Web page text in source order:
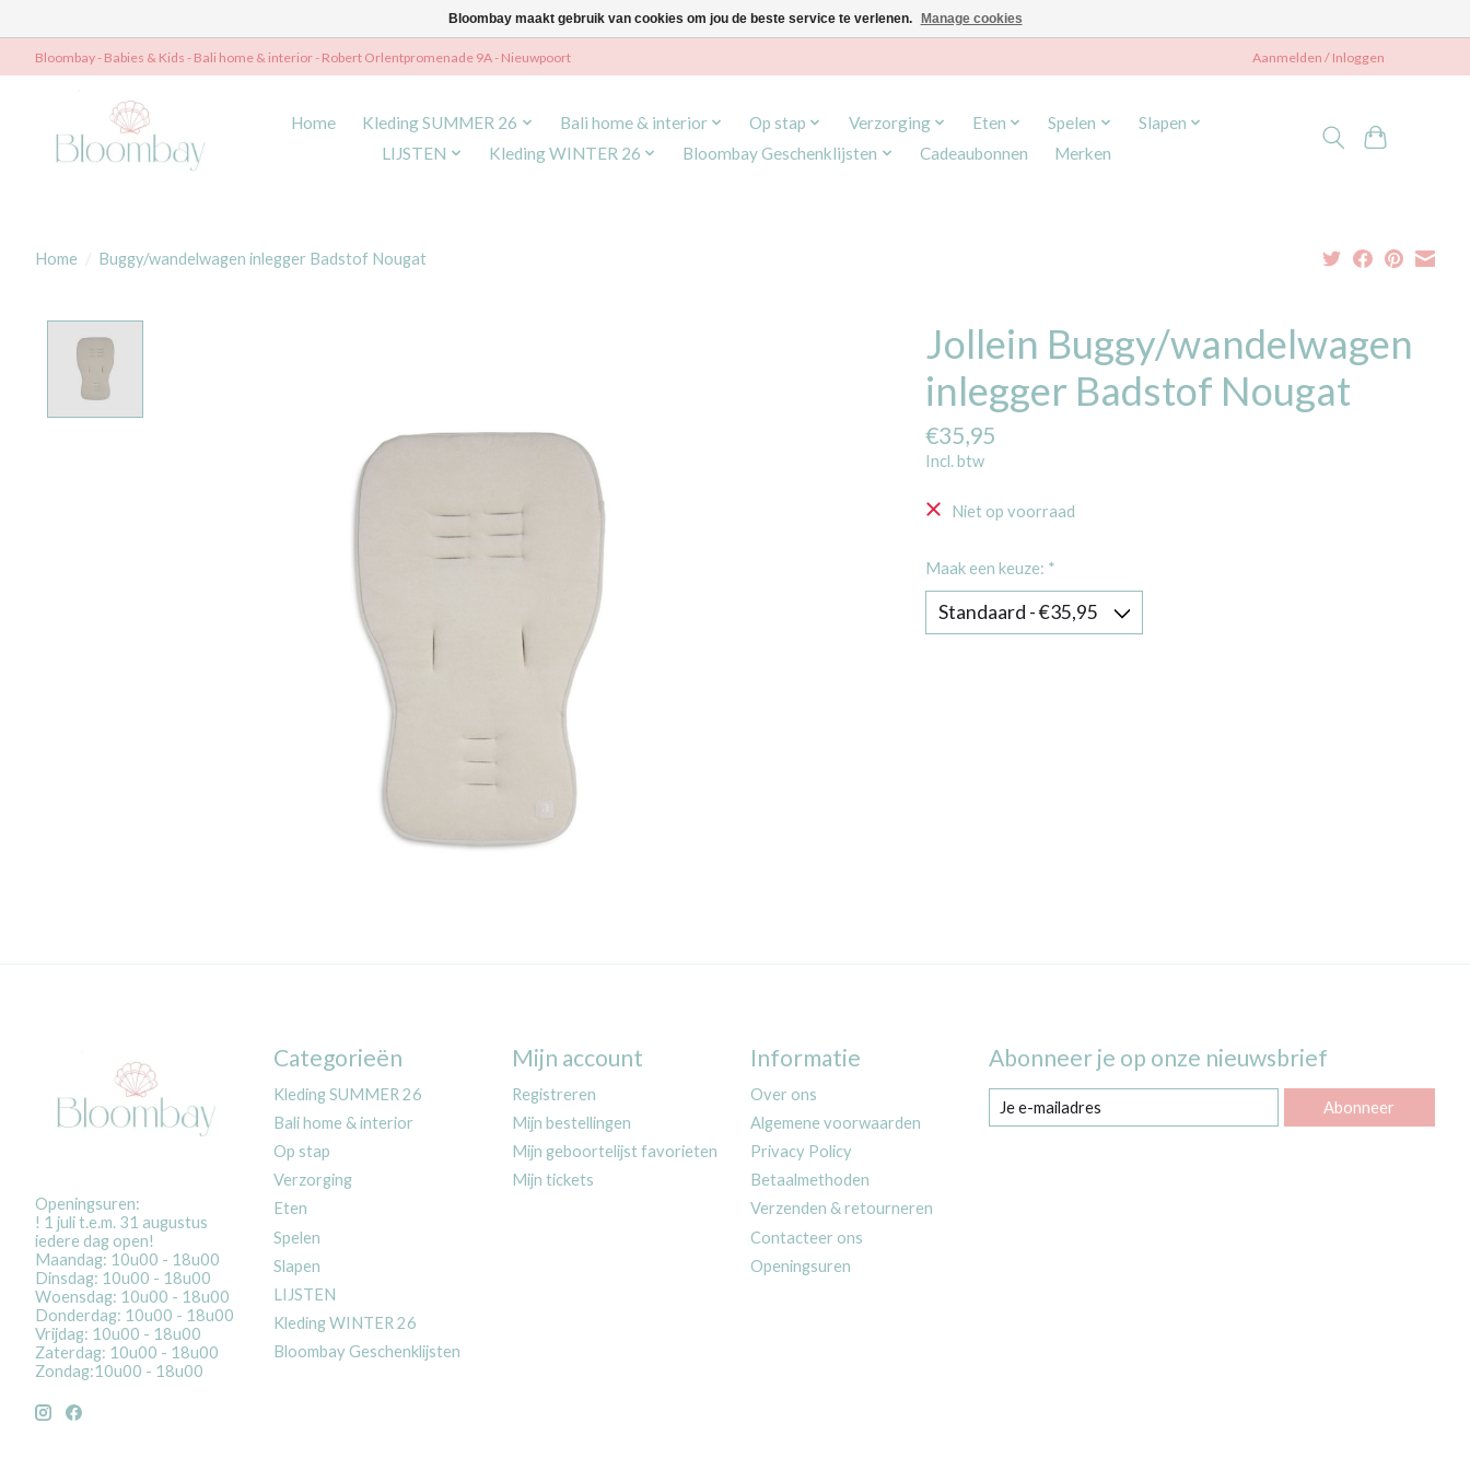
Bloombay - Babies & Kids - Bali home & interior - Robert Orlentpromenade 9A - Nieuwpoort Aanmelden / Inloggen
Home Kleding SUMMER 26 Bali home & interior Op stap Verzorging Eten Spelen
Slapen
LIJSTEN
Kleding WINTER 26 Bloombay Geschenklijsten Cadeaubonnen Merken
Home / Buggy/wandelwagen inlegger Badstof Nougat
Jollein Buggy/wandelwagen
inlegger Badstof Nougat
€35,95
Incl. btw
Niet op voorraad
Maak een keuze: *
Openingsuren:
! 1 juli t.e.m. 31 augustus
iedere dag open!
Maandag: 10u00 - 18u00
Dinsdag: 10u00 - 18u00
Woensdag: 10u00 - 18u00
Donderdag: 10u00 - 18u00
Vrijdag: 10u00 - 18u00
Zaterdag: 10u00 - 18u00
Zondag:10u00 - 18u00
Categorieën
Kleding SUMMER 26
Bali home & interior
Op stap
Verzorging
Eten
Spelen
Slapen
LIJSTEN
Kleding WINTER 26
Bloombay Geschenklijsten
Mijn account
Registreren
Mijn bestellingen
Mijn geboortelijst favorieten
Mijn tickets
Informatie
Over ons
Algemene voorwaarden
Privacy Policy
Betaalmethoden
Verzenden & retourneren
Contacteer ons
Openingsuren
Abonneer je op onze nieuwsbrief
Abonneer
Bloombay maakt gebruik van cookies om jou de beste service te verlenen. Manage cookies